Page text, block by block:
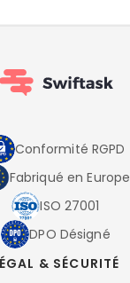
Conformité RGPD
Fabriqué en Europe
ISO 27001
DPO Désigné
& SÉCURITÉ